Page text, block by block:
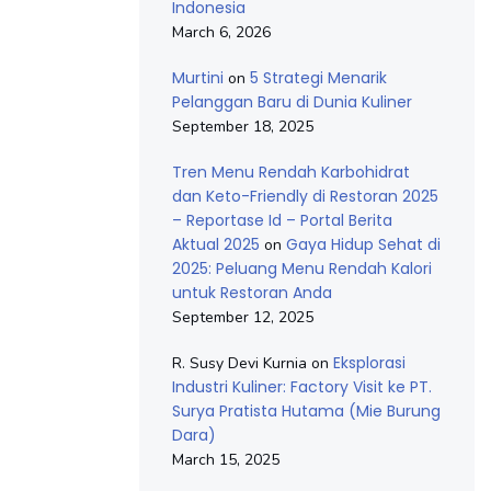
Indonesia
March 6, 2026
Murtini on 5 Strategi Menarik
Pelanggan Baru di Dunia Kuliner
September 18, 2025
Tren Menu Rendah Karbohidrat
dan Keto-Friendly di Restoran 2025
– Reportase Id – Portal Berita
Aktual 2025 on Gaya Hidup Sehat di
2025: Peluang Menu Rendah Kalori
untuk Restoran Anda
September 12, 2025
R. Susy Devi Kurnia on Eksplorasi
Industri Kuliner: Factory Visit ke PT.
Surya Pratista Hutama (Mie Burung
Dara)
March 15, 2025